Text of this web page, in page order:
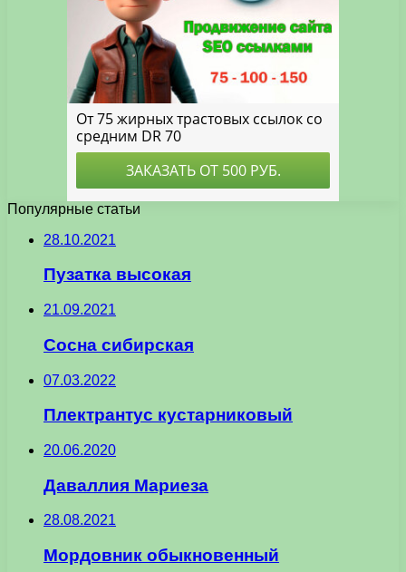
Популярные статьи
28.10.2021
Пузатка высокая
21.09.2021
Сосна сибирская
07.03.2022
Плектрантус кустарниковый
20.06.2020
Даваллия Мариеза
28.08.2021
Мордовник обыкновенный